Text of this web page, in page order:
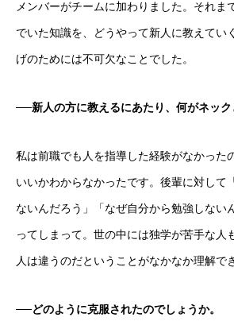
メンバーがチームに加わりました。それま
でいた知識を、どうやって新人に教えてい
げのためには不可欠なことでした。
──新人の方に教えるにあたり、何がネック
私は前職でも人を指導した経験がなかった
いいかわからなかったです。後輩に対して
ないんだろう」「なぜ自分から勉強しない
ってしまって。世の中には独学が苦手な人
人は違うのだということがなかなか理解で
──どのように克服されたのでしょうか。